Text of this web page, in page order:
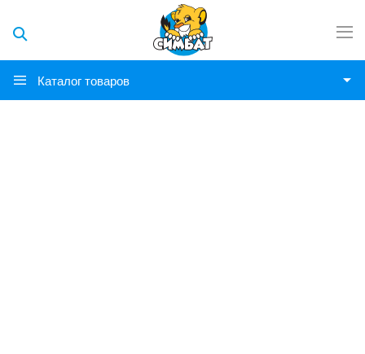
Каталог товаров